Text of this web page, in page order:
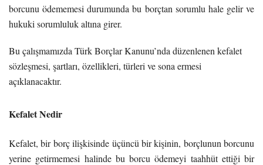
borcunu ödememesi durumunda bu borçtan sorumlu hale gelir ve
hukuki sorumluluk altına girer.
Bu çalışmamızda Türk Borçlar Kanunu’nda düzenlenen kefalet
sözleşmesi, şartları, özellikleri, türleri ve sona ermesi
açıklanacaktır.
Kefalet Nedir
Kefalet, bir borç ilişkisinde üçüncü bir kişinin, borçlunun borcunu
yerine getirmemesi halinde bu borcu ödemeyi taahhüt ettiği bir